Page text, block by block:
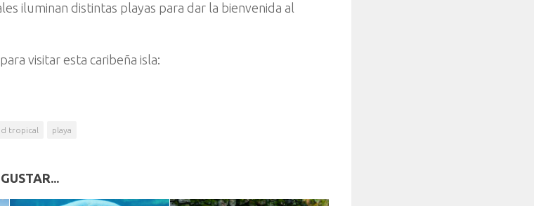
iluminan distintas playas para dar la bienvenida al
visitar esta caribeña isla:
tropical playa